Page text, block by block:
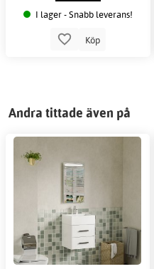
I lager - Snabb leverans!
Köp
Andra tittade även på